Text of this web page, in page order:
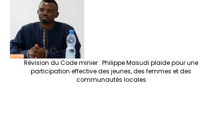
k
Révision du Code minier : Philippe Masudi plaide pour une
participation effective des jeunes, des femmes et des
communautés locales